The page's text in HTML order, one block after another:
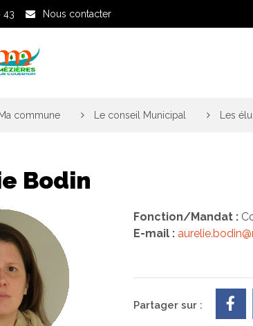
43 Nous contacter
Ma commune Le conseil Municipal Les
Bodin
Fonction/Mandat :
E-mail :
Partager sur :